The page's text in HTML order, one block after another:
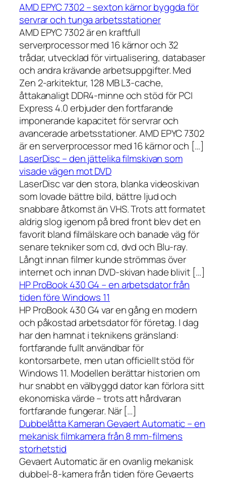
AMD EPYC 7302 – sexton kärnor byggda för
servrar och tunga arbetsstationer
AMD EPYC 7302 är en kraftfull
serverprocessor med 16 kärnor och 32
trådar, utvecklad för virtualisering, databaser
och andra krävande arbetsuppgifter. Med
Zen 2-arkitektur, 128 MB L3-cache,
åttakanaligt DDR4-minne och stöd för PCI
Express 4.0 erbjuder den fortfarande
imponerande kapacitet för servrar och
avancerade arbetsstationer. AMD EPYC 7302
är en serverprocessor med 16 kärnor och […]
LaserDisc – den jättelika filmskivan som
visade vägen mot DVD
LaserDisc var den stora, blanka videoskivan
som lovade bättre bild, bättre ljud och
snabbare åtkomst än VHS. Trots att formatet
aldrig slog igenom på bred front blev det en
favorit bland filmälskare och banade väg för
senare tekniker som cd, dvd och Blu-ray.
Långt innan filmer kunde strömmas över
internet och innan DVD-skivan hade blivit […]
HP ProBook 430 G4 – en arbetsdator från
tiden före Windows 11
HP ProBook 430 G4 var en gång en modern
och påkostad arbetsdator för företag. I dag
har den hamnat i teknikens gränsland:
fortfarande fullt användbar för
kontorsarbete, men utan officiellt stöd för
Windows 11. Modellen berättar historien om
hur snabbt en välbyggd dator kan förlora sitt
ekonomiska värde – trots att hårdvaran
fortfarande fungerar. När […]
Dubbelåtta Kameran Gevaert Automatic – en
mekanisk filmkamera från 8 mm-filmens
storhetstid
Gevaert Automatic är en ovanlig mekanisk
dubbel-8-kamera från tiden före Gevaerts